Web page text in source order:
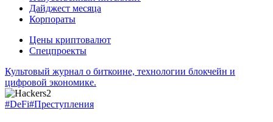
Дайджест месяца
Корпораты
Цены криптовалют
Спецпроекты
Культовый журнал о биткоине, технологии блокчейн и
цифровой экономике.
#DeFi#Преступления